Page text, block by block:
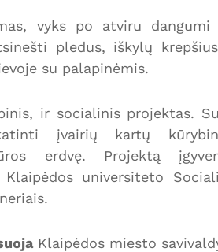
vyks po atviru
pledus, iškylų
su palapinėmis.
ir socialinis projektas.
įvairių kartų
erdvę. Projektą
Klaipėdos universiteto
Klaipėdos miesto